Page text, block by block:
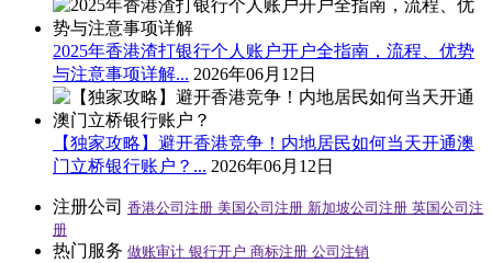
2025年香港渣打银行个人账户开户全指南，流程、优势
与注意事项详解... 2026年06月12日
【独家攻略】避开香港竞争！内地居民如何当天开通澳
门立桥银行账户？... 2026年06月12日
注册公司 香港公司注册 美国公司注册 新加坡公司注册 英国公司注
册
热门服务 做账审计 银行开户 商标注册 公司注销